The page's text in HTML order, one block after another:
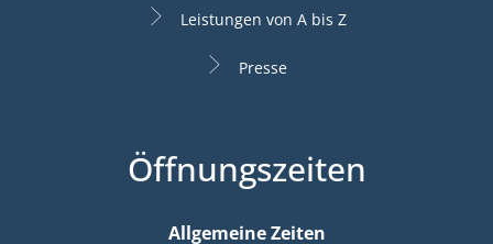
Leistungen von A bis Z
Presse
Öffnungszeiten
Allgemeine Zeiten